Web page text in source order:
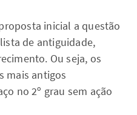
inicial a questão
de antiguidade,
Ou seja, os
mais antigos
no 2º grau sem ação